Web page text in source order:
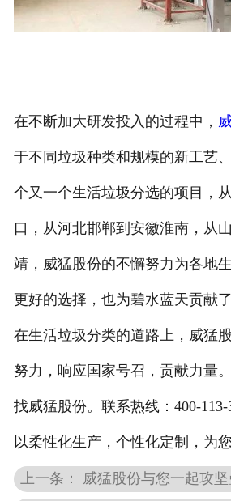
在不断加大研发投入的过程中，
于不同垃圾种类和规模的新工艺
个又一个生活垃圾分选的项目，
口，从河北邯郸到安徽淮南，从
靖，威猛股份的不懈努力为各地
更好的选择，也为碧水蓝天贡献
在生活垃圾分类的道路上，威猛
努力，响应国家号召，贡献力量
找威猛股份。联系热线：400-
以柔性化生产，个性化定制，为